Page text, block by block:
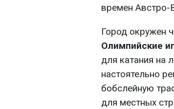
времен Австро-
Город окружен
Олимпийские
для катания на
настоятельно
бобслейную
для местных